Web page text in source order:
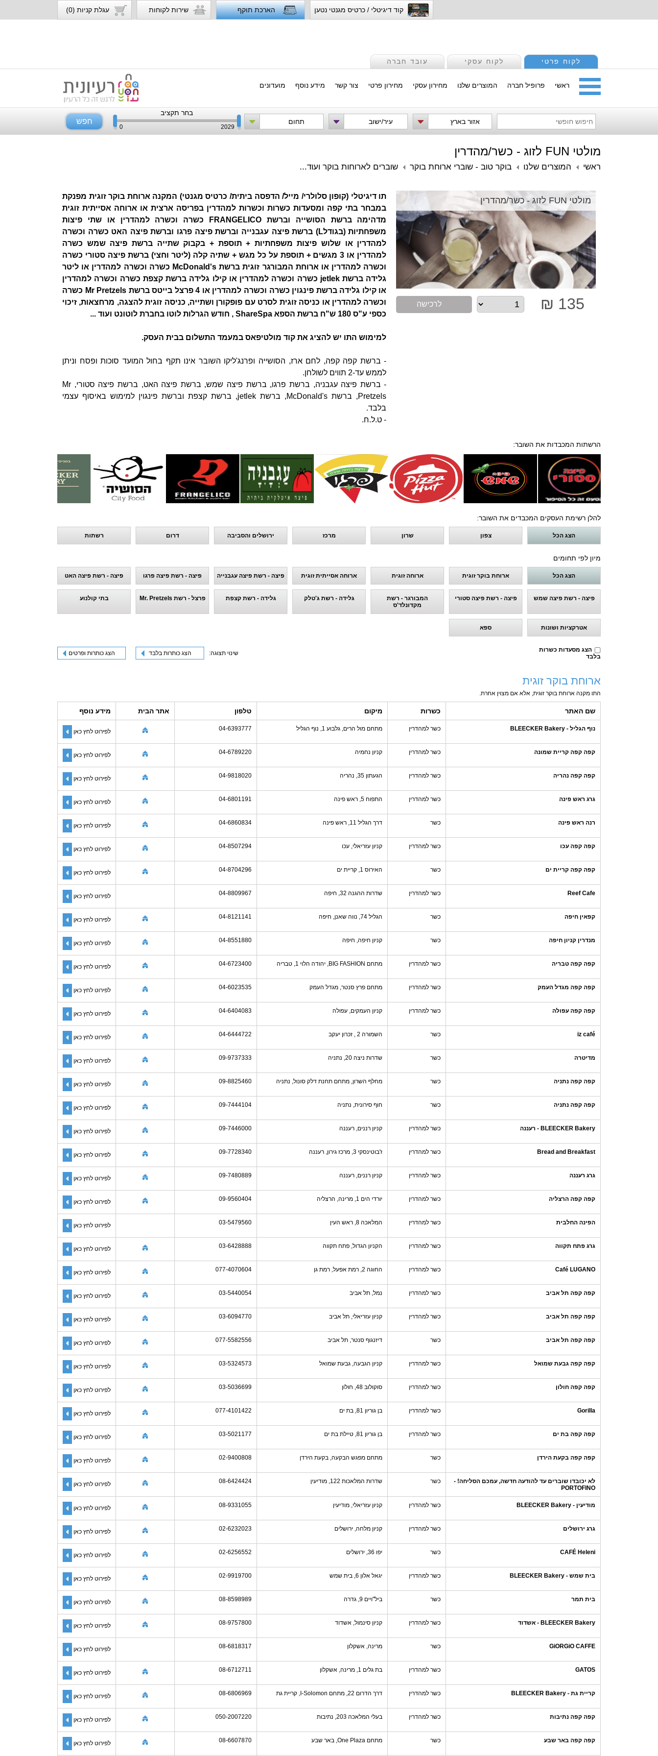
קוד דיגיטלי / כרטיס מגנטי נטען הארכת תוקף שירות לקוחות עגלת קניות (0)
לקוח פרטי לקוח עסקי עובד חברה
ראשי פרופיל חברה המוצרים שלנו מחירון עסקי מחירון פרטי צור קשר מידע נוסף מועדונים
אזור בארץ עיר/ישוב תחום
בחר תקציב
0 2029
חפש
מולטי FUN לזוג - כשר/מהדרין
ראשי המוצרים שלנו בוקר טוב - שוברי ארוחת בוקר שוברים לארוחות בוקר ועוד...
מולטי FUN לזוג - כשר/מהדרין
135 ₪ לרכישה
תו דיגיטלי (קופון סלולרי/ מייל/ הדפסה ביתית/ כרטיס מגנטי) המקנה ארוחת בוקר זוגית מפנקת
במבחר בתי קפה ומסעדות כשרות וכשרות למהדרין בפריסה ארצית או ארוחה אסייתית זוגית
מדהימה ברשת הסושייה וברשת FRANGELICO כשרה וכשרה למהדרין או שתי פיצות
משפחתיות (בגודלL) ברשת פיצה עגבנייה וברשת פיצה פרגו וברשת פיצה האט כשרה וכשרה
למהדרין או שלוש פיצות משפחתיות + תוספת + בקבוק שתייה ברשת פיצה שמש כשרה
למהדרין או 3 מגשים + תוספת על כל מגש + שתיה קלה (ליטר וחצי) ברשת פיצה סטורי כשרה
וכשרה למהדרין או ארוחת המבורגר זוגית ברשת McDonald's כשרה וכשרה למהדרין או ליטר
גלידה ברשת jetlek כשרה וכשרה למהדרין או קילו גלידה ברשת קצפת כשרה וכשרה למהדרין
או קילו גלידה ברשת פינגוין כשרה וכשרה למהדרין או 4 פרצל בייטס ברשת Mr Pretzels כשרה
וכשרה למהדרין או כניסה זוגית לסרט עם פופקורן ושתייה, כניסה זוגית להצגה, מרחצאות, זיכוי
כספי ע"ס 180 ש"ח ברשת הספא ShareSpa , חודש הגרלות לוטו בחברת לוטונט ועוד ...
למימוש התו יש להציג את קוד מולטיפאס במעמד התשלום בבית העסק.
- ברשת קפה קפה, לחם ארז, הסושייה ופרנג'ליקו השובר אינו תקף בחול המועד סוכות ופסח וניתן
לממש עד-2 תווים לשולחן.
- ברשת פיצה עגבניה, ברשת פרגו, ברשת פיצה שמש, ברשת פיצה האט, ברשת פיצה סטורי, Mr
Pretzels, ברשת McDonald's, ברשת jetlek, ברשת קצפת וברשת פינגוין למימוש באיסוף עצמי
בלבד.
- ט.ל.ח.
הרשתות המכבדות את השובר:
להלן רשימת העסקים המכבדים את השובר:
הצג הכל צפון שרון מרכז ירושלים והסביבה דרום רשתות
מיון לפי תחומים
הצג הכל ארוחת בוקר זוגית ארוחה זוגית ארוחה אסייתית זוגית פיצה - רשת פיצה עגבנייה פיצה - רשת פיצה פרגו פיצה - רשת פיצה האט
פיצה - רשת פיצה שמש פיצה - רשת פיצה סטורי
המבורגר - רשת
מקדונלד'ס
גלידה - רשת ג'טלק גלידה - רשת קצפת פרצל - רשת Mr. Pretzels בתי קולנוע
אטרקציות ושונות ספא
הצג מסעדות כשרות
בלבד
שינוי תצוגה: הצג כותרות בלבד הצג כותרות ופרטים
ארוחת בוקר זוגית
התו מקנה ארוחת בוקר זוגית, אלא אם מצוין אחרת.
שם האתר כשרות מיקום טלפון אתר הבית מידע נוסף
נוף הגליל - BLEECKER Bakery כשר למהדרין מתחם מול הרים, גלבוע 1, נוף הגליל 04-6393777 לפירוט לחץ כאן
קפה קפה קריית שמונה כשר למהדרין קניון נחמיה 04-6789220 לפירוט לחץ כאן
קפה קפה נהריה כשר למהדרין הגעתון 35, נהריה 04-9818020 לפירוט לחץ כאן
גרג ראש פינה כשר למהדרין התפוח 5, ראש פינה 04-6801191 לפירוט לחץ כאן
רנה ראש פינה כשר דרך הגליל 11, ראש פינה 04-6860834 לפירוט לחץ כאן
קפה קפה עכו כשר למהדרין קניון עזריאלי, עכו 04-8507294 לפירוט לחץ כאן
קפה קפה קריית ים כשר האירוס 1, קריית ים 04-8704296 לפירוט לחץ כאן
Reef Cafe כשר למהדרין שדרות ההגנה 32, חיפה 04-8809967 לפירוט לחץ כאן
קפאין חיפה כשר הגליל 74, נווה שאנן, חיפה 04-8121141 לפירוט לחץ כאן
מנדרין קניון חיפה כשר קניון חיפה, חיפה 04-8551880 לפירוט לחץ כאן
קפה קפה טבריה כשר למהדרין מתחם BIG FASHION, יהודה הלוי 1, טבריה 04-6723400 לפירוט לחץ כאן
קפה קפה מגדל העמק כשר למהדרין מתחם פרץ סנטר, מגדל העמק 04-6023535 לפירוט לחץ כאן
קפה קפה עפולה כשר למהדרין קניון העמקים, עפולה 04-6404083 לפירוט לחץ כאן
iz café כשר השמורה 2 , זכרון יעקב 04-6444722 לפירוט לחץ כאן
מדיטרה כשר שדרות ניצה 20, נתניה 09-9737333 לפירוט לחץ כאן
קפה קפה נתניה כשר מחלף השרון, מתחם תחנת דלק סונול, נתניה 09-8825460 לפירוט לחץ כאן
קפה קפה נתניה כשר חוף סירונית, נתניה 09-7444104 לפירוט לחץ כאן
BLEECKER Bakery - רעננה כשר למהדרין קניון רננים, רעננה 09-7446000 לפירוט לחץ כאן
Bread and Breakfast כשר למהדרין ז'בוטינסקי 3, מרכז גירון, רעננה 09-7728340 לפירוט לחץ כאן
גרג רעננה כשר למהדרין קניון רננים, רעננה 09-7480889 לפירוט לחץ כאן
קפה קפה הרצליה כשר למהדרין יורדי הים 1, מרינה, הרצליה 09-9560404 לפירוט לחץ כאן
הפינה החלבית כשר למהדרין המלאכה 8, ראש העין 03-5479560 לפירוט לחץ כאן
גרג פתח תקווה כשר למהדרין הקניון הגדול, פתח תקווה 03-6428888 לפירוט לחץ כאן
Café LUGANO כשר למהדרין החוגה 2, רמת אפעל, רמת גן 077-4070604 לפירוט לחץ כאן
קפה קפה תל אביב כשר למהדרין נמל, תל אביב 03-5440054 לפירוט לחץ כאן
קפה קפה תל אביב כשר למהדרין קניון עזריאלי, תל אביב 03-6094770 לפירוט לחץ כאן
קפה קפה תל אביב כשר דיזנגוף סנטר, תל אביב 077-5582556 לפירוט לחץ כאן
קפה קפה גבעת שמואל כשר למהדרין קניון הגבעה, גבעת שמואל 03-5324573 לפירוט לחץ כאן
קפה קפה חולון כשר למהדרין סוקולוב 48, חולון 03-5036699 לפירוט לחץ כאן
Gorilla כשר למהדרין בן גוריון 81, בת ים 077-4101422 לפירוט לחץ כאן
קפה קפה בת ים כשר למהדרין בן גוריון 81, טיילת בת ים 03-5021177 לפירוט לחץ כאן
קפה קפה בקעת הירדן כשר מתחם מפגש הבקעה, בקעת הירדן 02-9400808 לפירוט לחץ כאן
לא יכובדו שוברים עד להודעה חדשה, עמכם הסליחה! -
PORTOFINO
כשר שדרות המלאכות 122, מודיעין 08-6424424 לפירוט לחץ כאן
מודיעין - BLEECKER Bakery כשר למהדרין קניון עזריאלי, מודיעין 08-9331055 לפירוט לחץ כאן
גרג ירושלים כשר למהדרין קניון מלחה, ירושלים 02-6232023 לפירוט לחץ כאן
CAFÉ Heleni כשר יפו 36, ירושלים 02-6256552 לפירוט לחץ כאן
בית שמש - BLEECKER Bakery כשר למהדרין יגאל אלון 6, בית שמש 02-9919700 לפירוט לחץ כאן
בית תמר כשר ביל"ויים 9, גדרה 08-8598989 לפירוט לחץ כאן
BLEECKER Bakery - אשדוד כשר למהדרין קניון סינמול, אשדוד 08-9757800 לפירוט לחץ כאן
GiORGiO CAFFE כשר מרינה, אשקלון 08-6818317 לפירוט לחץ כאן
GATOS כשר למהדרין בת גלים 1, מרינה, אשקלון 08-6712711 לפירוט לחץ כאן
קריית גת - BLEECKER Bakery כשר למהדרין דרך הדרום 22, מתחם I-Solomon, קריית גת 08-6806969 לפירוט לחץ כאן
קפה קפה נתיבות כשר למהדרין בעלי המלאכה 203, נתיבות 050-2007220 לפירוט לחץ כאן
קפה קפה באר שבע כשר מתחם One Plaza, באר שבע 08-6607870 לפירוט לחץ כאן